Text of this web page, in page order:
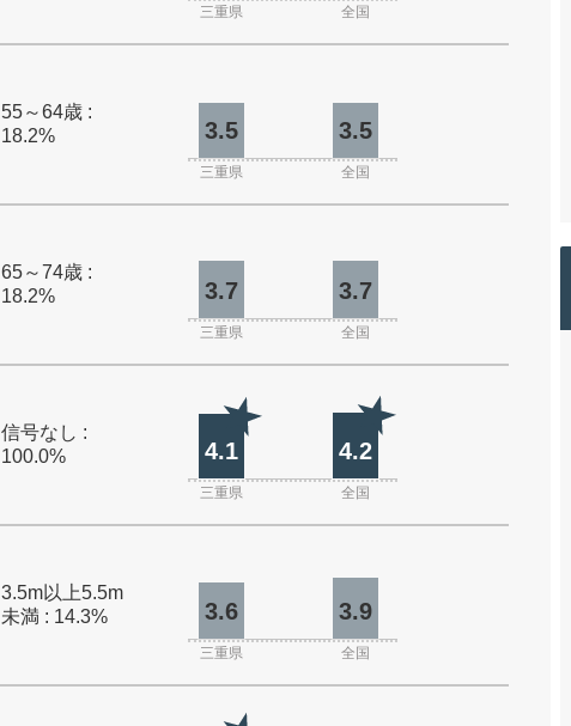
三重県 全国
55～64歳 :
18.2%
3.5 3.5
三重県 全国
65～74歳 :
18.2%
3.7 3.7
三重県 全国
信号なし :
100.0%
4.1 4.2
三重県 全国
3.5m以上5.5m
未満 : 14.3%
3.6 3.9
三重県 全国